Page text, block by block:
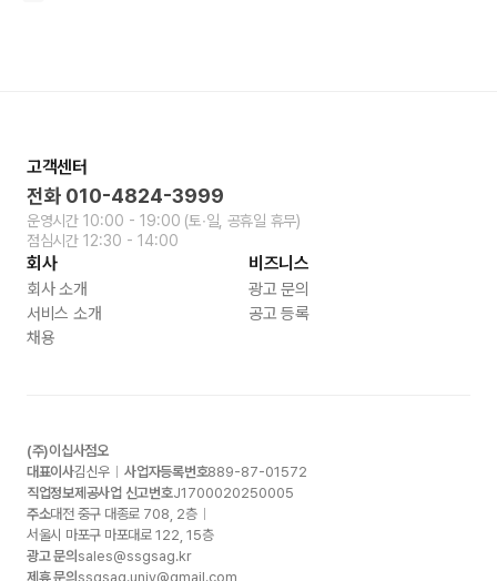
고객센터
전화 010-4824-3999
운영시간 10:00 - 19:00 (토∙일, 공휴일 휴무)
점심시간 12:30 - 14:00
회사
회사 소개
서비스 소개
채용
비즈니스
광고 문의
공고 등록
(주)이십사점오
대표이사김신우 사업자등록번호889-87-01572
직업정보제공사업 신고번호J1700020250005
주소대전 중구 대종로 708, 2층
서울시 마포구 마포대로 122, 15층
광고 문의 sales@ssgsag.kr
제휴 문의 ssgsag.univ@gmail.com